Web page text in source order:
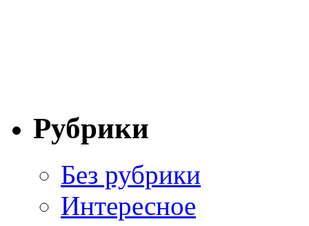
Рубрики
Без рубрики
Интересное